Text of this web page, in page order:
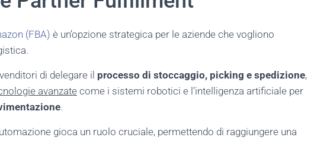
(FBA) è un’opzione strategica per le aziende che vogliono
di delegare il processo di stoccaggio, picking e spedizione,
avanzatecome i sistemi robotici e l’intelligenza artificiale per
.
gioca un ruolo cruciale, permettendo di raggiungere una